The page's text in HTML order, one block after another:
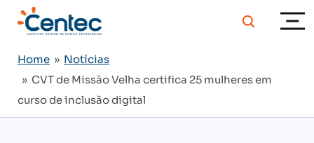
Home » Notícias
» CVT de Missão Velha certifica 25 mulheres em
curso de inclusão digital